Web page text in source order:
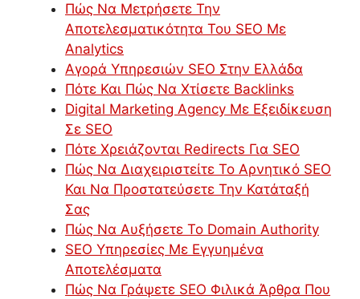
Πώς Να Μετρήσετε Την
Αποτελεσματικότητα Του SEO Με
Analytics
Αγορά Υπηρεσιών SEO Στην Ελλάδα
Πότε Και Πώς Να Χτίσετε Backlinks
Digital Marketing Agency Με Εξειδίκευση
Σε SEO
Πότε Χρειάζονται Redirects Για SEO
Πώς Να Διαχειριστείτε Το Αρνητικό SEO
Και Να Προστατεύσετε Την Κατάταξή
Σας
Πώς Να Αυξήσετε Το Domain Authority
SEO Υπηρεσίες Με Εγγυημένα
Αποτελέσματα
Πώς Να Γράψετε SEO Φιλικά Άρθρα Που